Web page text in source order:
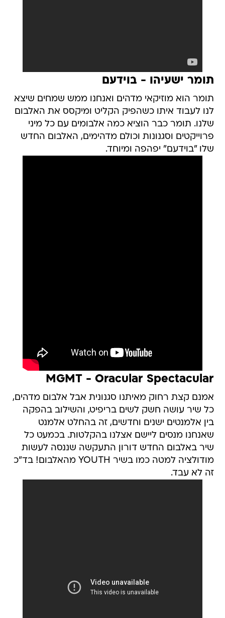
תומר ישעיהו - בוידעם
תומר הוא מוזיקאי מדהים ואנחנו ממש שמחים שיצא
לנו לעבוד איתו כשהפיק הקליט ומיקסס את האלבום
שלנו. תומר כבר הוציא כמה אלבומים עם כל מיני
פרוייקטים וסגנונות וכולם מדהימים, האלבום החדש
שלו "בוידעם" יפהפה ומיוחד.
MGMT - Oracular Spectacular
אמנם קצת רחוק מאיתנו סגנונית אבל אלבום מדהים,
כל שיר עושה חשק לשים בריפיט, והשילוב בהפקה
בין אלמנטים ישנים וחדשים, זה בהחלט אלמנט
שאנחנו מנסים ליישם אצלנו בהקלטות. בכמעט כל
שיר באלבום החדש דורון התעקשה שננסה לעשות
מודולציה למטה כמו בשיר YOUTH מהאלבום! בד"כ
זה לא עבד.